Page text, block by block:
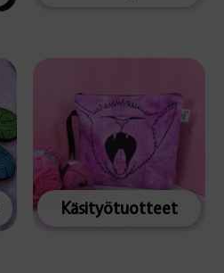
Käsityötuotteet